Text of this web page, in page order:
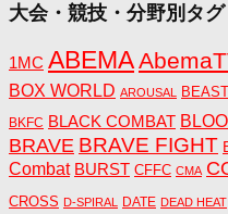
大会・競技・分野別タグ
1MC ABEMA
BOX WORLD AROUSAL BEAST
BKFC BLACK COMBAT
BRAVE BRAVE FIGHT
Combat BURST CFFC CMA
CROSS D-SPIRAL DATE DEAD HEAT